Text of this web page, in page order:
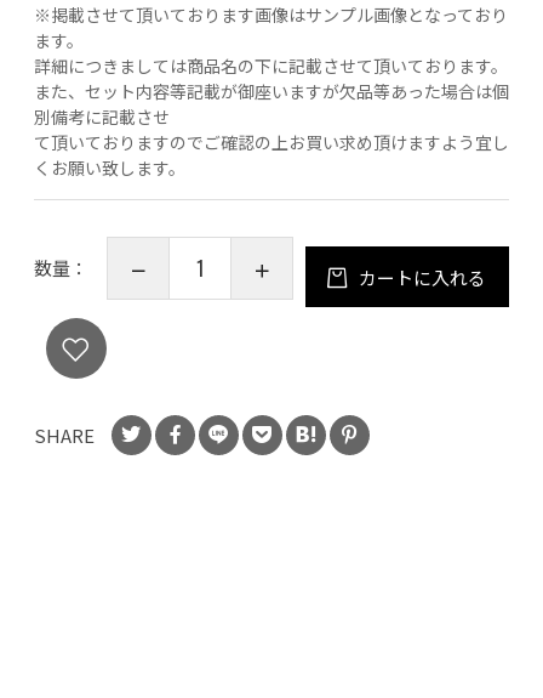
※掲載させて頂いております画像はサンプル画像となっており
ます。
詳細につきましては商品名の下に記載させて頂いております。
また、セット内容等記載が御座いますが欠品等あった場合は個
別備考に記載させ
て頂いておりますのでご確認の上お買い求め頂けますよう宜し
くお願い致します。
数量： カートに入れる
SHARE